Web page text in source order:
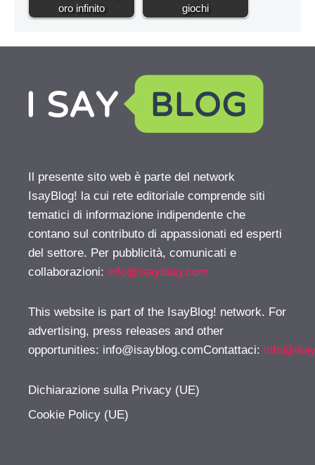
oro infinito
giochi
Il presente sito web è parte del network
IsayBlog! la cui rete editoriale comprende siti
tematici di informazione indipendente che
contano sul contributo di appassionati ed esperti
del settore. Per pubblicità, comunicati e
collaborazioni: info@isayblog.com
This website is part of the IsayBlog! network. For
advertising, press releases and other
opportunities: info@isayblog.comContattaci:
Dichiarazione sulla Privacy (UE)
Cookie Policy (UE)